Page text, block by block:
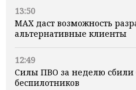
13:50
MAX даст возможность
альтернативные клиенты
12:49
Силы ПВО за неделю сбили
беспилотников